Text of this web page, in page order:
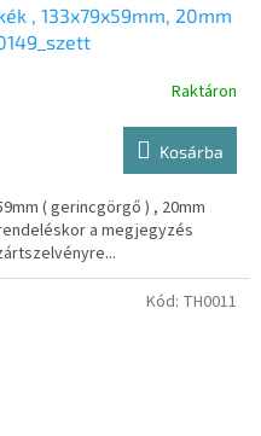
, 133x79x59mm, 20mm
Raktáron
Kosárba
( gerincgörgő ) , 20mm
a megjegyzés
Kód: TH0011